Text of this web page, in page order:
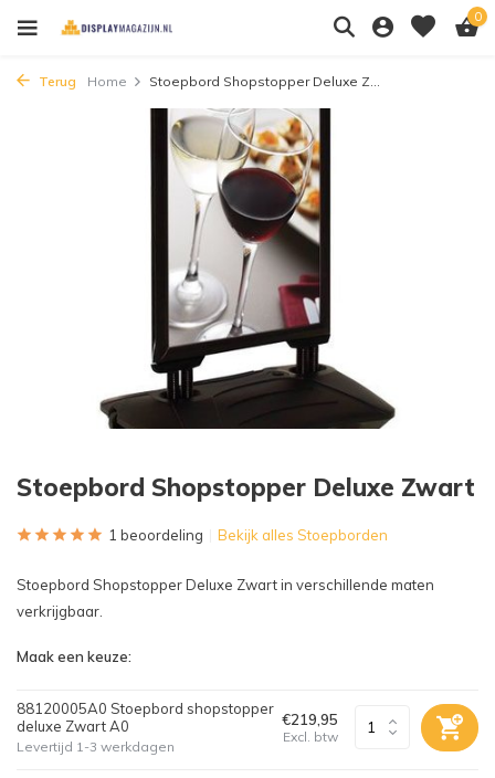
0
Terug Home Stoepbord Shopstopper Deluxe Z...
Stoepbord Shopstopper Deluxe Zwart
1 beoordeling Bekijk alles Stoepborden
Stoepbord Shopstopper Deluxe Zwart in verschillende maten
verkrijgbaar.
Maak een keuze:
88120005A0 Stoepbord shopstopper
deluxe Zwart A0
Levertijd 1-3 werkdagen
€219,95
Excl. btw